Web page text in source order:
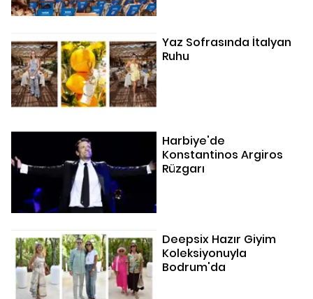
Yaz Sofrasında İtalyan
Ruhu
Harbiye'de
Konstantinos Argiros
Rüzgarı
Deepsix Hazır Giyim
Koleksiyonuyla
Bodrum'da